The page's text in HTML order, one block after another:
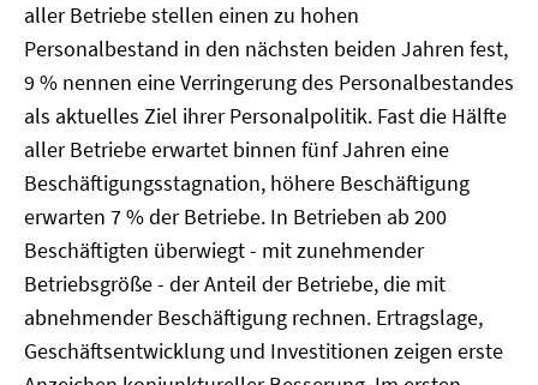
aller Betriebe stellen einen zu hohen
Personalbestand in den nächsten beiden Jahren fest,
9 % nennen eine Verringerung des Personalbestandes
als aktuelles Ziel ihrer Personalpolitik. Fast die Hälfte
aller Betriebe erwartet binnen fünf Jahren eine
Beschäftigungsstagnation, höhere Beschäftigung
erwarten 7 % der Betriebe. In Betrieben ab 200
Beschäftigten überwiegt - mit zunehmender
Betriebsgröße - der Anteil der Betriebe, die mit
abnehmender Beschäftigung rechnen. Ertragslage,
Geschäftsentwicklung und Investitionen zeigen erste